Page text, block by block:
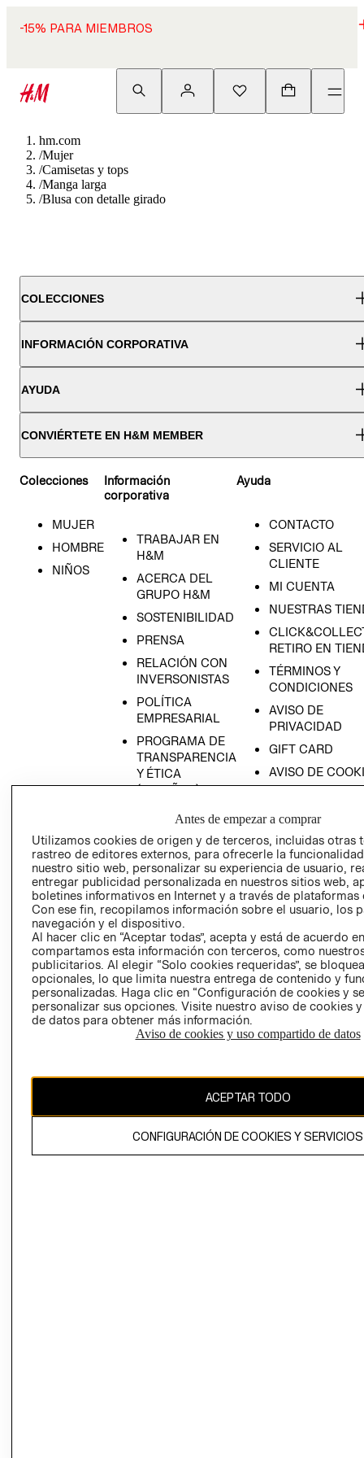
-15% PARA MIEMBROS
hm.com
/Mujer
/Camisetas y tops
/Manga larga
/Blusa con detalle girado
COLECCIONES
INFORMACIÓN CORPORATIVA
AYUDA
CONVIÉRTETE EN H&M MEMBER
Colecciones
MUJER
HOMBRE
NIÑOS
Información
corporativa
TRABAJAR EN
H&M
ACERCA DEL
GRUPO H&M
SOSTENIBILIDAD
PRENSA
RELACIÓN CON
INVERSONISTAS
POLÍTICA
EMPRESARIAL
PROGRAMA DE
TRANSPARENCIA
Y ÉTICA
(ESPAÑOL)
PROGRAMA DE
Y ÉTICA (INGLÉS)
Ayuda
CONTACTO
SERVICIO AL
CLIENTE
MI CUENTA
NUESTRAS
RETIRO EN
TÉRMINOS Y
CONDICIONES
AVISO DE
PRIVACIDAD
GIFT CARD
AVISO DE
COMERCIO - SIC
PETICIONES
QUEJAS Y
RECLAMOS
Colombia ($)
CAMBIAR REGIÓN
El contenido de esta página web está protegido por copyright y es
Antes de empezar a comprar
Utilizamos cookies de origen y de terceros, incluidas otras
rastreo de editores externos, para ofrecerle la
nuestro sitio web, personalizar su experiencia de usuario,
entregar publicidad personalizada en nuestros sitios web,
boletines informativos en Internet y a través de plataformas
Con ese fin, recopilamos información sobre el usuario, los
navegación y el dispositivo.
Al hacer clic en “Aceptar todas”, acepta y está de acuerdo
compartamos esta información con terceros, como
publicitarios. Al elegir “Solo cookies requeridas”, se
opcionales, lo que limita nuestra entrega de contenido y
personalizadas. Haga clic en “Configuración de cookies y
personalizar sus opciones. Visite nuestro aviso de cookies
de datos para obtener más información.
Aviso de cookies y uso compartido de datos
ACEPTAR TODO
CONFIGURACIÓN DE COOKIES Y SERVICIOS